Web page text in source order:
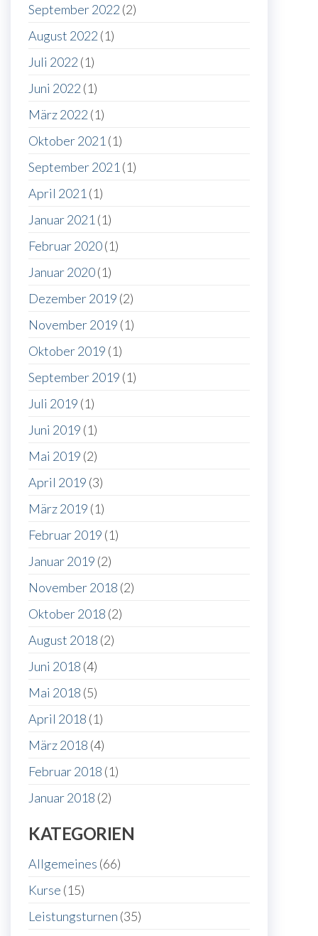
September 2022 (2)
August 2022 (1)
Juli 2022 (1)
Juni 2022 (1)
März 2022 (1)
Oktober 2021 (1)
September 2021 (1)
April 2021 (1)
Januar 2021 (1)
Februar 2020(1)
Januar 2020(1)
Dezember 2019 (2)
November 2019 (1)
Oktober 2019 (1)
September 2019 (1)
Juli 2019 (1)
Juni 2019 (1)
Mai 2019 (2)
April 2019 (3)
März 2019 (1)
Februar 2019 (1)
Januar 2019 (2)
November 2018 (2)
Oktober 2018 (2)
August 2018 (2)
Juni 2018 (4)
Mai 2018 (5)
April 2018 (1)
März 2018 (4)
Februar 2018 (1)
Januar 2018 (2)
KATEGORIEN
Allgemeines (66)
Kurse (15)
Leistungsturnen (35)